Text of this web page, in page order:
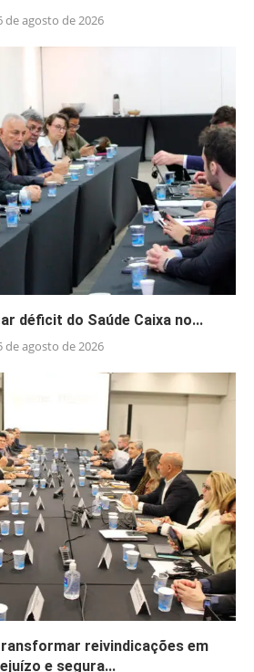
de agosto de 2026
déficit do Saúde Caixa no...
de agosto de 2026
reivindicações em
e segura...